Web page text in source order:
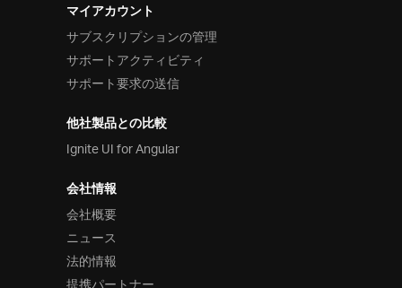
マイアカウント
サブスクリプションの管理
サポートアクティビティ
サポート要求の送信
他社製品との比較
Ignite UI for Angular
会社情報
会社概要
ニュース
法的情報